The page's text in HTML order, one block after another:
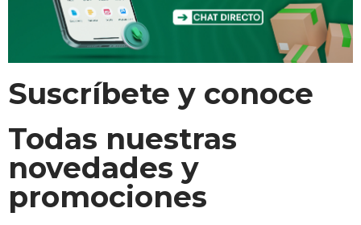
Suscríbete y conoce
Todas nuestras
novedades y
promociones